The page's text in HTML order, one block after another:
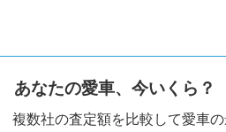
あなたの愛車、今いくら？
複数社の査定額を比較して愛車